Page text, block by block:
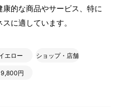
康的な商品やサービス、特に
に適しています。
エロー ショップ・店舗
円